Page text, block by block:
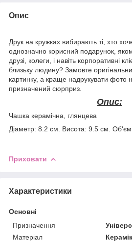
Опис
Друк на кружках вибирають ті, хто
однозначно корисний подарунок,
друзі, колеги, і навіть корпоративні
близьку людину? Замовте
картинку, а краще надрукувати фото
призначений сюрприз.
Опис:
Чашка керамічна, глянцева
Діаметр: 8.2 см. Висота: 9.5 см.
Приховати
Характеристики
Основні
Призначення
Матеріал